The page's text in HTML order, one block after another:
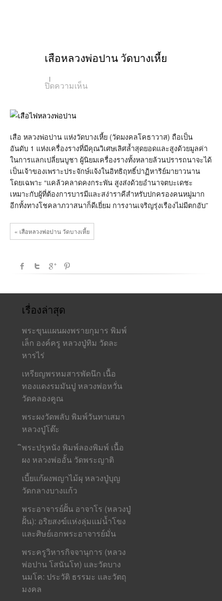
เสือหลวงพ่อปาน วัดบางเหี้ย
ปิดความเห็นบน
บาง
เหี้ย
เสือ หลวงพ่อปาน แห่งวัดบางเหี้ย (วัดมงคลโคธาวาส) ถือเป็น
อันดับ 1 แห่งเครื่องรางที่มีคุณวิเศษเลิศล้ำสุดยอดและสูงด้วยมูลค่า
ในการแลกเปลี่ยนบูชา ผู้นิยมเครื่องรางทั้งหลายล้วนปรารถนาจะได้
เป็นเจ้าของเพราะประจักษ์แจ้งในอิทธิฤทธิ์ปาฏิหาริย์มายาวนาน
โดยเฉพาะ “แคล้วคลาดคงกระพัน สูงส่งด้วยอำนาจตบะเดชะ
เหมาะกับผู้ที่ต้องการบารมีและสง่าราคีสำหรับปกครองคนหมู่มาก
อีกทั้งทางโชคลาภวาสนาก็ดีเยี่ยม การงานเจริญรุ่งเรืองไม่มีตกอับ”
« เสือหลวงพ่อปาน วัดบางเหี้ย
เรื่องล่าสุด
พระขุนแผนผงพรายกุมาร พิมพ์
เล็ก องค์ครู หลวงปู่ทิม วัดละ
หารไร่
เหรียญพรหมสารพัดนึก เนื้อ
ทองแดงรมมันปู หลวงพ่อหวั่น
วัดคลองคูณ
พระผงวัดพลับ พิมพ์วันทาเสมา
หลวงปู่โต๊ะ
ิพระปรุหนัง พิมพ์ลองพิมพ์ เนื้อ
ผง หลวงพ่ออั้น วัดพระญาติ
เบี้ยแก้ผงพญาไม้ผุ หลวงปู่บุญ
วัดกลางบางแก้ว
พระอาจารย์ฝั้น อาจาโร (หลวงปู่
ฝั้น): อริยสงฆ์แห่งลุ่มแม่น้ำโขง
และศิษย์เอกพระอาจารย์มั่น
พระครูวิหารกิจจานุการ (หลวง
พ่อปาน โสนันโท) และวัดบาง
นมโค: ประวัติ ธรรมะ และวัตถุ
มงคล